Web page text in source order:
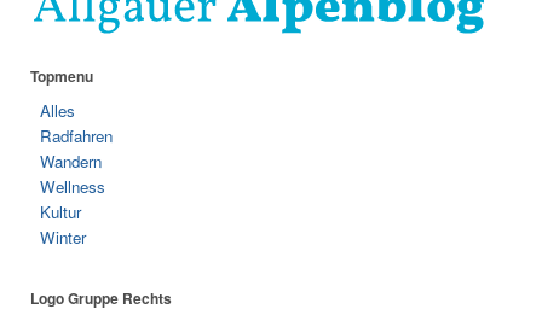
Topmenu
Alles
Radfahren
Wandern
Wellness
Kultur
Winter
Logo Gruppe Rechts